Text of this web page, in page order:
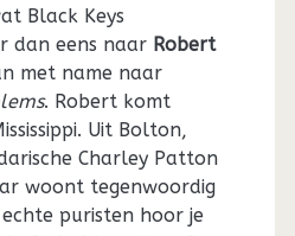
Black Keys
dan eens naar Robert
met name naar
. Robert komt
Uit Bolton,
Charley Patton
woont tegenwoordig
puristen hoor je